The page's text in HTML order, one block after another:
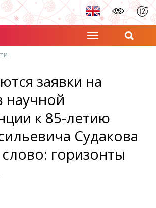
заявки на
научной
к 85-летию
Судакова
слово: горизонты